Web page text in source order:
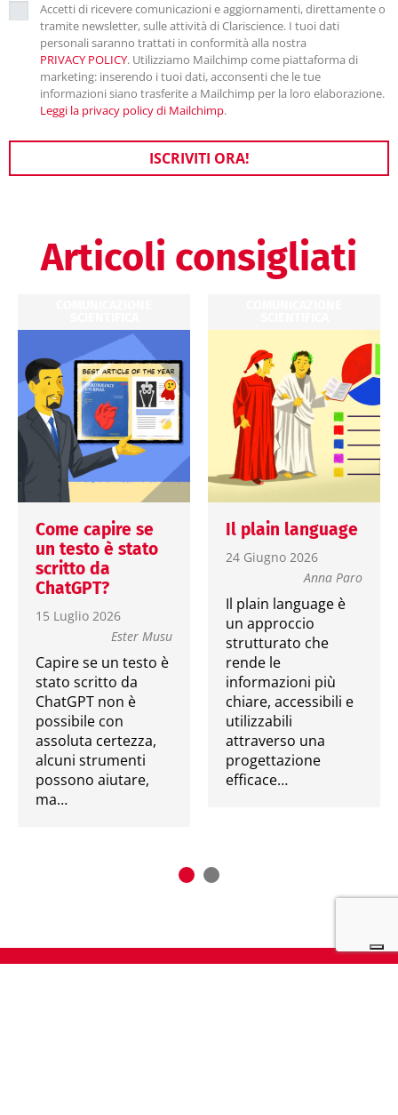
Accetti di ricevere comunicazioni e aggiornamenti, direttamente o
tramite newsletter, sulle attività di Clariscience. I tuoi dati
personali saranno trattati in conformità alla nostra
PRIVACY POLICY. Utilizziamo Mailchimp come piattaforma di
marketing: inserendo i tuoi dati, acconsenti che le tue
informazioni siano trasferite a Mailchimp per la loro elaborazione.
Leggi la privacy policy di Mailchimp.
ISCRIVITI ORA!
Articoli consigliati
Come capire se
un testo è stato
scritto da
ChatGPT?
15 Luglio 2026
Ester Musu
Capire se un testo è
stato scritto da
ChatGPT non è
possibile con
assoluta certezza,
alcuni strumenti
possono aiutare,
ma…
Il plain language
24 Giugno 2026
Anna Paro
Il plain language è
un approccio
strutturato che
rende le
informazioni più
chiare, accessibili e
utilizzabili
attraverso una
progettazione
efficace…